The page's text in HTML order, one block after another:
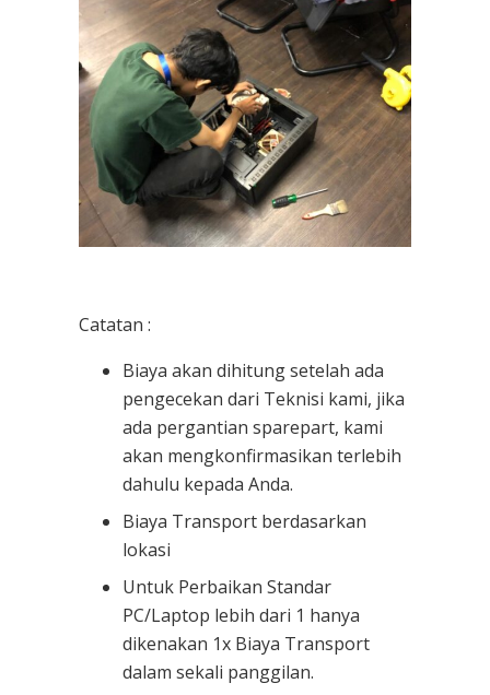
Catatan :
Biaya akan dihitung setelah ada
pengecekan dari Teknisi kami, jika
ada pergantian sparepart, kami
akan mengkonfirmasikan terlebih
dahulu kepada Anda.
Biaya Transport berdasarkan
lokasi
Untuk Perbaikan Standar
PC/Laptop lebih dari 1 hanya
dikenakan 1x Biaya Transport
dalam sekali panggilan.